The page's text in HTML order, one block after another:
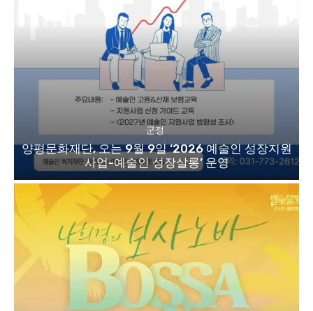
군정
양평문화재단, 오는 9월 9일 ‘2026 예술인 성장지원
사업-예술인 성장살롱’ 운영